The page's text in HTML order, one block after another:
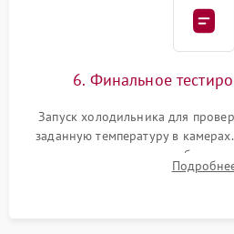
6. Финальное
Запуск холодильника для
заданную температуру в
компрессора, отсутствия
срабатывания системы